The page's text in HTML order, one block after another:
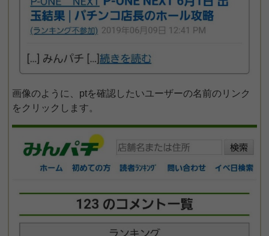
画像のように、ptを確認したいユーザーの名前のリンク
をクリックします。